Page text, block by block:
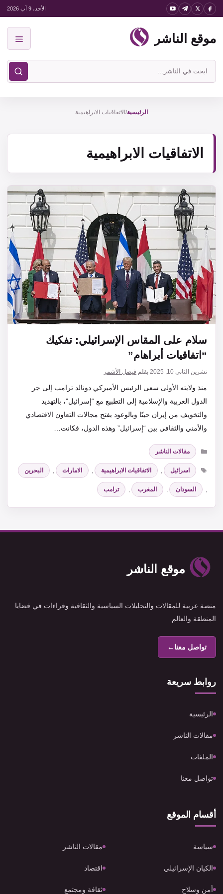
انتقل
المحتوى
الأحد، 9 آب 2026
موقع الناشر
ابحث
في
الرئيسية/ الاتفاقيات الابراهيمية
الاتفاقيات الابراهيمية
سلام على المقاس الإسرائيلي: تفكيك
“اتفاقيات أبراهام”
تشرين الثاني 10, 2025 بقلم فيصل الأشمر
منذ ولايته الأولى سعى الرئيس الأميركي دونالد ترامب إلى جر
الدول العربية والإسلامية إلى التطبيع مع “إسرائيل”، بالتهديد
والتخويف من إيران حينًا وبالوعود بفتح مجالات التعاون الاقتصادي
والأمني والثقافي بين “إسرائيل” وهذه الدول، فكانت…
التصنيفات
مقالات الناشر
الوسوم
اسرائيل , الاتفاقيات الابراهيمية , الامارات , البحرين
, السودان , المغرب , ترامب
موقع الناشر
منصة عربية للمقالات والتحليلات السياسية والثقافية وقراءات في قضايا
المنطقة والعالم
تواصل معنا←
روابط سريعة
الرئيسية
مقالات الناشر
الملفات
تواصل معنا
أقسام الموقع
سياسة مقالات الناشر
الكيان الإسرائيلي اقتصاد
أمن وسلاح ثقافة ومجتمع